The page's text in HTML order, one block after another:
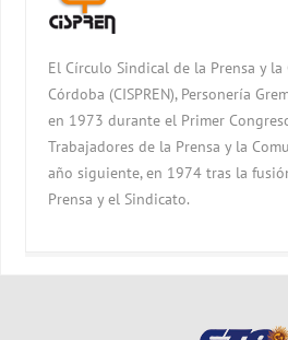
El Círculo Sindical de la Prensa y
Córdoba (CISPREN), Personería
en 1973 durante el Primer
Trabajadores de la Prensa y la
año siguiente, en 1974 tras la
Prensa y el Sindicato.